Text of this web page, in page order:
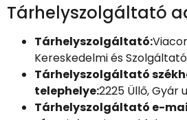
Tárhelyszolgáltató
Tárhelyszolgáltató:
Kereskedelmi és
Tárhelyszolgáltató
telephelye:2225 Üllő, Gyár
Tárhelyszolgáltató e-